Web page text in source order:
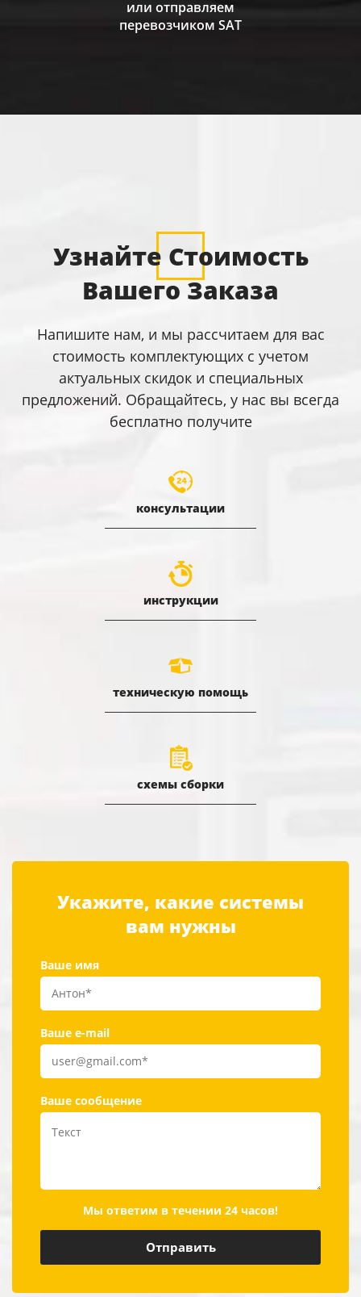
или отправляем
перевозчиком SAT
Узнайте Стоимость
Вашего Заказа
Напишите нам, и мы рассчитаем для вас
стоимость комплектующих с учетом
актуальных скидок и специальных
предложений. Обращайтесь, у нас вы всегда
бесплатно получите
консультации
инструкции
техническую помощь
схемы сборки
Укажите, какие системы
вам нужны
Ваше имя
Ваше e-mail
Ваше сообщение
Мы ответим в течении 24 часов!